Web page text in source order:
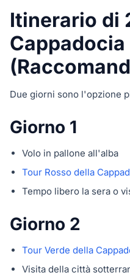
Itinerario di
Cappadocia
Due giorni sono l'opzione
Giorno 1
Volo in pallone all'alba
Tour Rosso della
Tempo libero la sera o
Giorno 2
Tour Verde della
Visita della città